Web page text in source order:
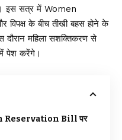
इस सत्र में Women
के बीच तीखी बहस होने के
महिला सशक्तिकरण से
पेश करेंगे।
Reservation Bill पर